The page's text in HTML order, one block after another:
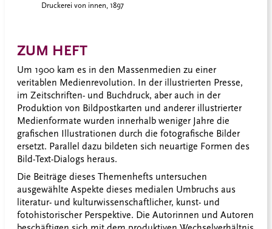
Druckerei von innen, 1897
ZUM HEFT
Um 1900 kam es in den Massenmedien zu einer
veritablen Medienrevolution. In der illustrierten Presse,
im Zeitschriften- und Buchdruck, aber auch in der
Produktion von Bildpostkarten und anderer illustrierter
Medienformate wurden innerhalb weniger Jahre die
grafischen Illustrationen durch die fotografische Bilder
ersetzt. Parallel dazu bildeten sich neuartige Formen des
Bild-Text-Dialogs heraus.
Die Beiträge dieses Themenhefts untersuchen
ausgewählte Aspekte dieses medialen Umbruchs aus
literatur- und kulturwissenschaftlicher, kunst- und
fotohistorischer Perspektive. Die Autorinnen und Autoren